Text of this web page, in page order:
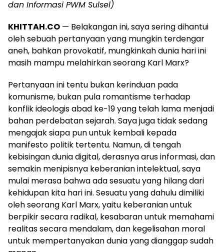
dan Informasi PWM Sulsel)
KHITTAH.CO — Belakangan ini, saya sering dihantui
oleh sebuah pertanyaan yang mungkin terdengar
aneh, bahkan provokatif, mungkinkah dunia hari ini
masih mampu melahirkan seorang Karl Marx?
Pertanyaan ini tentu bukan kerinduan pada
komunisme, bukan pula romantisme terhadap
konflik ideologis abad ke-19 yang telah lama menjadi
bahan perdebatan sejarah. Saya juga tidak sedang
mengajak siapa pun untuk kembali kepada
manifesto politik tertentu. Namun, di tengah
kebisingan dunia digital, derasnya arus informasi, dan
semakin menipisnya keberanian intelektual, saya
mulai merasa bahwa ada sesuatu yang hilang dari
kehidupan kita hari ini. Sesuatu yang dahulu dimiliki
oleh seorang Karl Marx, yaitu keberanian untuk
berpikir secara radikal, kesabaran untuk memahami
realitas secara mendalam, dan kegelisahan moral
untuk mempertanyakan dunia yang dianggap sudah